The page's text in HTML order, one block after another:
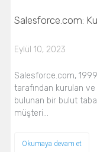
Salesforce.com:
Eylül 10, 2023
Salesforce.com,
tarafından kurulan
bulunan bir bulut
müşteri…
Okumaya devam et